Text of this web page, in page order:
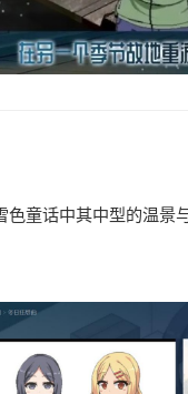
色童话中其中型的温景